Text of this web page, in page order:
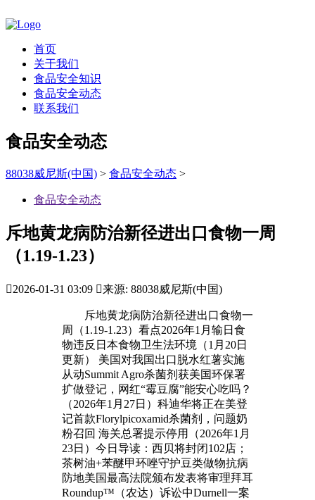
首页
关于我们
食品安全知识
食品安全动态
联系我们
食品安全动态
88038威尼斯(中国) > 食品安全动态 >
食品安全动态
斥地黄龙病防治新径进出口食物一周
（1.19-1.23）
2026-01-31 03:09 来源: 88038威尼斯(中国)
斥地黄龙病防治新径进出口食物一
周（1.19-1.23）看点2026年1月输日食
物违反日本食物卫生法环境（1月20日
更新） 美国对我国出口脱水红薯实施
从动Summit Agro杀菌剂获美国环保署
扩做登记，网红“霉豆腐”能安心吃吗？
（2026年1月27日）科迪华将正在美登
记首款Florylpicoxamid杀菌剂，问题奶
粉召回 海关总署提示停用（2026年1月
23日）今日导读：西贝将封闭102店；
茶树油+苯醚甲环唑守护豆类做物抗病
防地美国最高法院颁布发表将审理拜耳
Roundup™（农达）诉讼中Durnell一案